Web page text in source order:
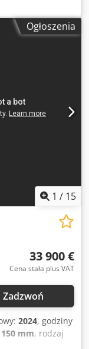
, typ
2 449 mm, typ
tylne stan:
2019 Stan
Sa Rex
Ogłoszenia
1 / 15
33 900 €
Cena stała plus VAT
Zadzwoń
2024, godziny
mm, rodzaj